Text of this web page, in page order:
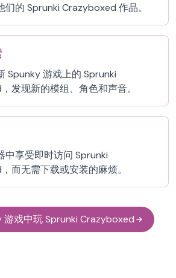
们的 Sprunki Crazyboxed 作品。
Spunky 游戏上的 Sprunki
发现新的模组、角色和声音。
中享受即时访问 Sprunki
而无需下载或安装的麻烦。
游戏中玩 Sprunki Crazyboxed